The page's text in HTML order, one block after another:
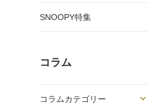
SNOOPY特集
コラム
コラムカテゴリー